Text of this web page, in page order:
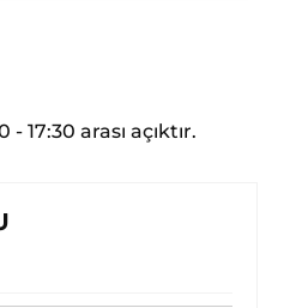
17:30 arası açıktır.